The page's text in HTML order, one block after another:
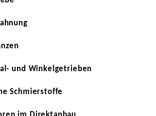
und Winkelgetrieben
Schmierstoffe